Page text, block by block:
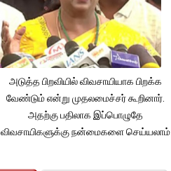
அடுத்த பிறவியில் விவசாயியாக பிறக்க
வேண்டும் என்று முதலமைச்சர் கூறினார்.
அதற்கு பதிலாக இப்பொழுதே
விவசாயிகளுக்கு நன்மைகளை செய்யலாம்